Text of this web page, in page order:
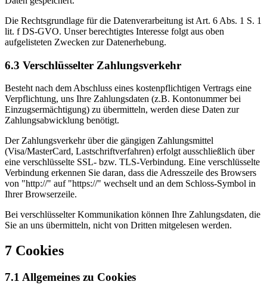
Die Rechtsgrundlage für die Datenverarbeitung ist Art. 6 Abs. 1 S. 1
lit. f DS-GVO. Unser berechtigtes Interesse folgt aus oben
aufgelisteten Zwecken zur Datenerhebung.
6.3 Verschlüsselter Zahlungsverkehr
Besteht nach dem Abschluss eines kostenpflichtigen Vertrags eine
Verpflichtung, uns Ihre Zahlungsdaten (z.B. Kontonummer bei
Einzugsermächtigung) zu übermitteln, werden diese Daten zur
Zahlungsabwicklung benötigt.
Der Zahlungsverkehr über die gängigen Zahlungsmittel
(Visa/MasterCard, Lastschriftverfahren) erfolgt ausschließlich über
eine verschlüsselte SSL- bzw. TLS-Verbindung. Eine verschlüsselte
Verbindung erkennen Sie daran, dass die Adresszeile des Browsers
von "http://" auf "https://" wechselt und an dem Schloss-Symbol in
Ihrer Browserzeile.
Bei verschlüsselter Kommunikation können Ihre Zahlungsdaten, die
Sie an uns übermitteln, nicht von Dritten mitgelesen werden.
7 Cookies
7.1 Allgemeines zu Cookies